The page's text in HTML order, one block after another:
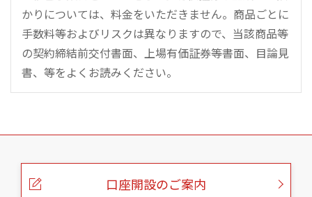
かりについては、料金をいただきません。商品ごとに
手数料等およびリスクは異なりますので、当該商品等
の契約締結前交付書面、上場有価証券等書面、目論見
書、等をよくお読みください。
こ
口座開設のご案内